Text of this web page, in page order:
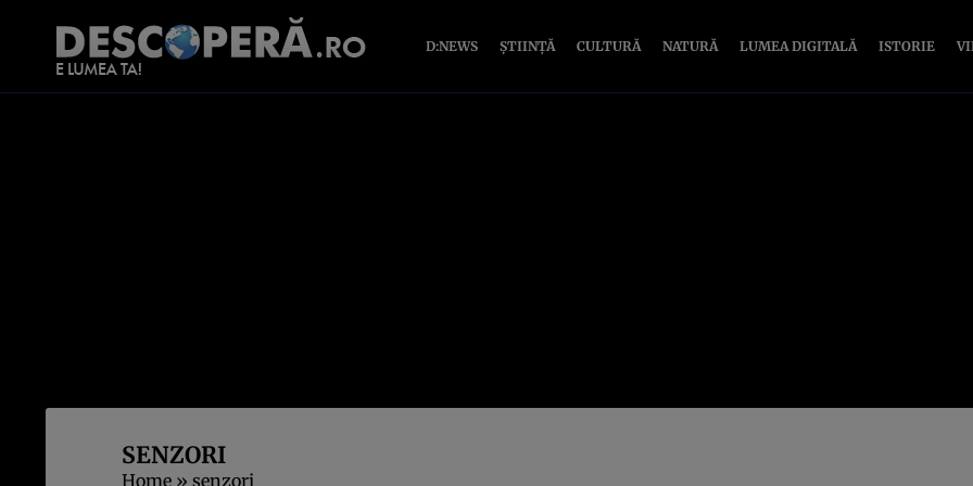
D:NEWS ȘTIINȚĂ CULTURĂ NATURĂ LUMEA DIGITALĂ ISTORIE
SENZORI
Home » senzori